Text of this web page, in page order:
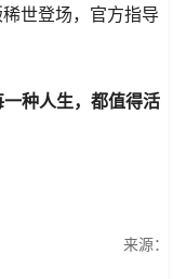
世登场，官方指导
种人生，都值得活
来源：